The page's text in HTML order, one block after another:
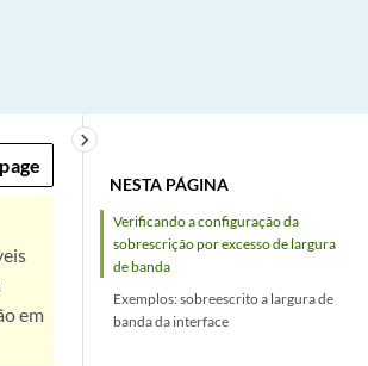
NESTA PÁGINA
Verificando a configuração da
sobrescrição por excesso de largura
de banda
Exemplos: sobreescrito a largura de
banda da interface
keyboard_arrow_right
em